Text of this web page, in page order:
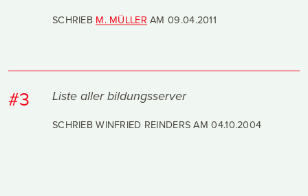
SCHRIEB M. MÜLLER AM09.04.2011
#3 Liste aller bildungsserver
SCHRIEB WINFRIED REINDERS AM04.10.2004